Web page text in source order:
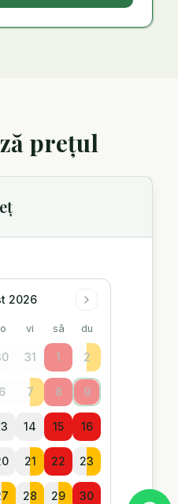
prețul
2026
vi sâ du
31 1 2
6 7 8 9
14 15 16
21 22 23
28 29 30